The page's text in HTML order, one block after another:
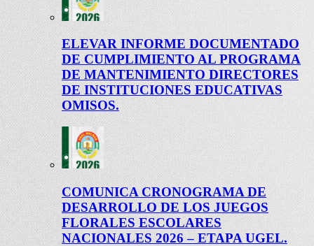
ELEVAR INFORME DOCUMENTADO
DE CUMPLIMIENTO AL PROGRAMA
DE MANTENIMIENTO DIRECTORES
DE INSTITUCIONES EDUCATIVAS
OMISOS.
COMUNICA CRONOGRAMA DE
DESARROLLO DE LOS JUEGOS
FLORALES ESCOLARES
NACIONALES 2026 – ETAPA UGEL.